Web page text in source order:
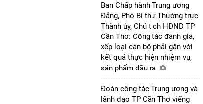
Ban Chấp hành Trung ương
Đảng, Phó Bí thư Thường trực
Thành ủy, Chủ tịch HĐND TP
Cần Thơ: Công tác đánh giá,
xếp loại cán bộ phải gắn với
kết quả thực hiện nhiệm vụ,
sản phẩm đầu ra
Đoàn công tác Trung ương và
lãnh đạo TP Cần Thơ viếng